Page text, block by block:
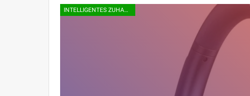
INTELLIGENTES ZUHAUSE